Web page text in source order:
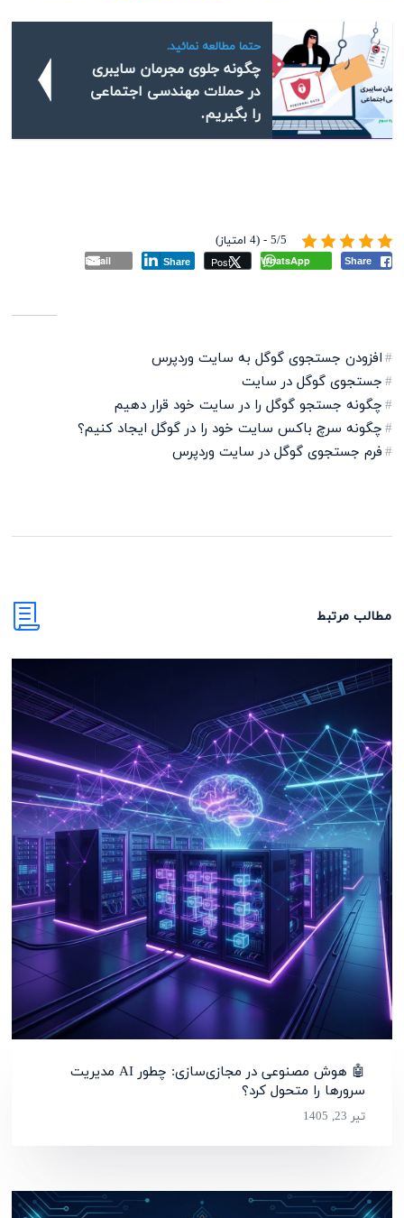
حتما مطالعه نمائید.
چگونه جلوی مجرمان سایبری
در حملات مهندسی اجتماعی
را بگیریم.
5/5 - (4 امتیاز)
Share
WhatsApp
Post
Share
Email
افزودن جستجوی گوگل به سایت وردپرس
جستجوی گوگل در سایت
چگونه جستجو گوگل را در سایت خود قرار دهیم
چگونه سرچ باکس سایت خود را در گوگل ایجاد کنیم؟
فرم جستجوی گوگل در سایت وردپرس
مطالب مرتبط
🤖 هوش مصنوعی در مجازی‌سازی: چطور AI مدیریت
سرورها را متحول کرد؟
تیر 23, 1405